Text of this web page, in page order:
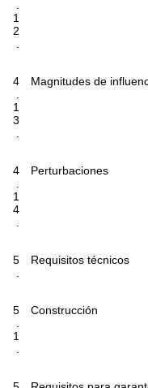
1
2
4
1
3
Magnitudes de
4
1
4
Perturbaciones
5
Requisitos técnicos
5
1
Construcción